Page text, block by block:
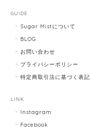
GUIDE
Sugar Mistについて
BLOG
お問い合わせ
プライバシーポリシー
特定商取引法に基づく表記
LINK
Instagram
Facebook